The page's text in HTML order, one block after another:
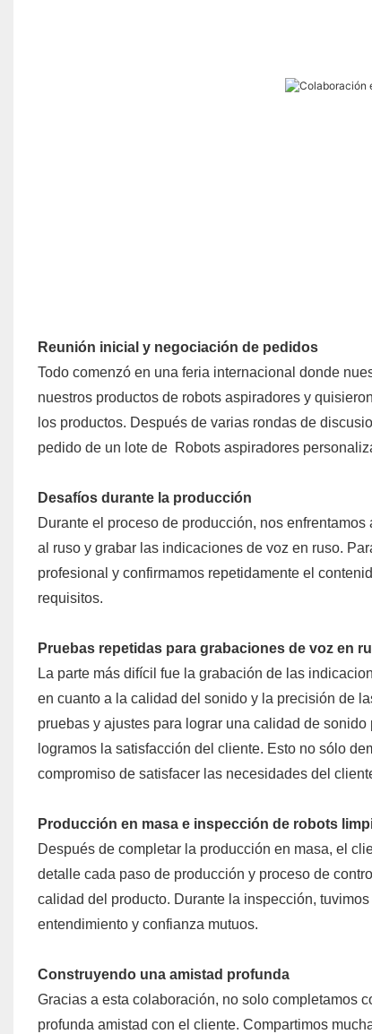
Reunión inicial y negociación de pedidos
Todo comenzó en una feria internacional donde
nuestros productos de robots aspiradores y
los productos. Después de varias rondas de
pedido de un lote de Robots aspiradores
Desafíos durante la producción
Durante el proceso de producción, nos
al ruso y grabar las indicaciones de voz en ruso.
profesional y confirmamos repetidamente el
requisitos.
Pruebas repetidas para grabaciones de voz en
La parte más difícil fue la grabación de las
en cuanto a la calidad del sonido y la precisión de
pruebas y ajustes para lograr una calidad de
logramos la satisfacción del cliente. Esto no sólo
compromiso de satisfacer las necesidades del
Producción en masa e inspección de robots
Después de completar la producción en masa, el
detalle cada paso de producción y proceso de
calidad del producto. Durante la inspección,
entendimiento y confianza mutuos.
Construyendo una amistad profunda
Gracias a esta colaboración, no solo completamos
profunda amistad con el cliente. Compartimos